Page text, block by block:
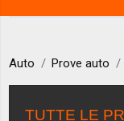
Auto Prove auto
TUTTE LE